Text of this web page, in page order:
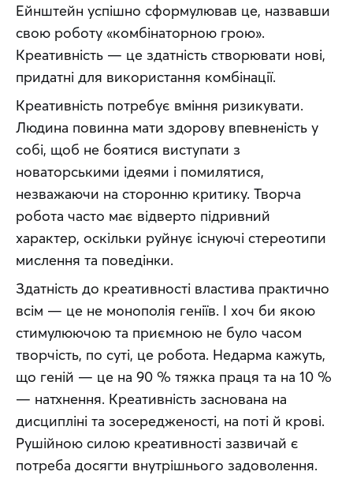
Ейнштейн успішно сформулював це, назвавши
свою роботу «комбінаторною грою».
Креативність — це здатність створювати нові,
придатні для використання комбінації.
Креативність потребує вміння ризикувати.
Людина повинна мати здорову впевненість у
собі, щоб не боятися виступати з
новаторськими ідеями і помилятися,
незважаючи на сторонню критику. Творча
робота часто має відверто підривний
характер, оскільки руйнує існуючі стереотипи
мислення та поведінки.
Здатність до креативності властива практично
всім — це не монополія геніїв. І хоч би якою
стимулюючою та приємною не було часом
творчість, по суті, це робота. Недарма кажуть,
що геній — це на 90 % тяжка праця та на 10 %
— натхнення. Креативність заснована на
дисципліні та зосередженості, на поті й крові.
Рушійною силою креативності зазвичай є
потреба досягти внутрішнього задоволення.